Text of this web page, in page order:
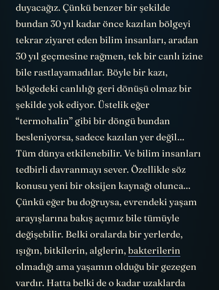
duyacağız. Çünkü benzer bir şekilde
bundan 30 yıl kadar önce kazılan bölgeyi
tekrar ziyaret eden bilim insanları, aradan
30 yıl geçmesine rağmen, tek bir canlı izine
bile rastlayamadılar. Böyle bir kazı,
bölgedeki canlılığı geri dönüşü olmaz bir
şekilde yok ediyor. Üstelik eğer
“termohalin” gibi bir döngü bundan
besleniyorsa, sadece kazılan yer değil…
Tüm dünya etkilenebilir. Ve bilim insanları
tedbirli davranmayı sever. Özellikle söz
konusu yeni bir oksijen kaynağı olunca...
Çünkü eğer bu doğruysa, evrendeki yaşam
arayışlarına bakış açımız bile tümüyle
değişebilir. Belki oralarda bir yerlerde,
ışığın, bitkilerin, alglerin, bakterilerin
olmadığı ama yaşamın olduğu bir gezegen
vardır. Hatta belki de o kadar uzaklarda